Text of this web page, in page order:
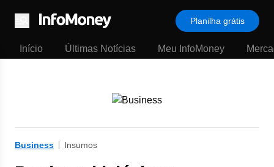
Menu
Planilha grátis
Início Últimas Notícias Meu InfoMoney
Business Insumos